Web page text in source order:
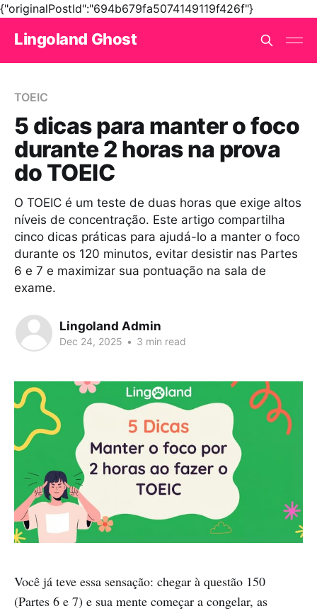
{"originalPostId":"694b679fa5074149119f426f"}
Lingoland Ghost
TOEIC
5 dicas para manter o foco
durante 2 horas na prova
do TOEIC
O TOEIC é um teste de duas horas que exige altos
níveis de concentração. Este artigo compartilha
cinco dicas práticas para ajudá-lo a manter o foco
durante os 120 minutos, evitar desistir nas Partes
6 e 7 e maximizar sua pontuação na sala de
exame.
Lingoland Admin
Dec 24, 2025 • 3 min read
Você já teve essa sensação: chegar à questão 150
(Partes 6 e 7) e sua mente começar a congelar, as